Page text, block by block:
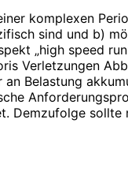
komplexen
sind und b)
„high speed
Verletzungen
Belastung
Demzufolge